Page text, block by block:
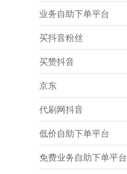
业务自助下单平台
买抖音粉丝
买赞抖音
京东
代刷网抖音
低价自助下单平台
免费业务自助下单平台